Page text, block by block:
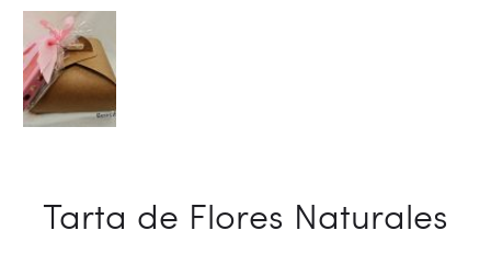
Tarta de Flores Naturales